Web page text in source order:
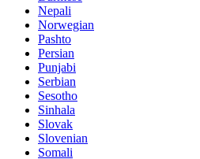
Nepali
Norwegian
Pashto
Persian
Punjabi
Serbian
Sesotho
Sinhala
Slovak
Slovenian
Somali